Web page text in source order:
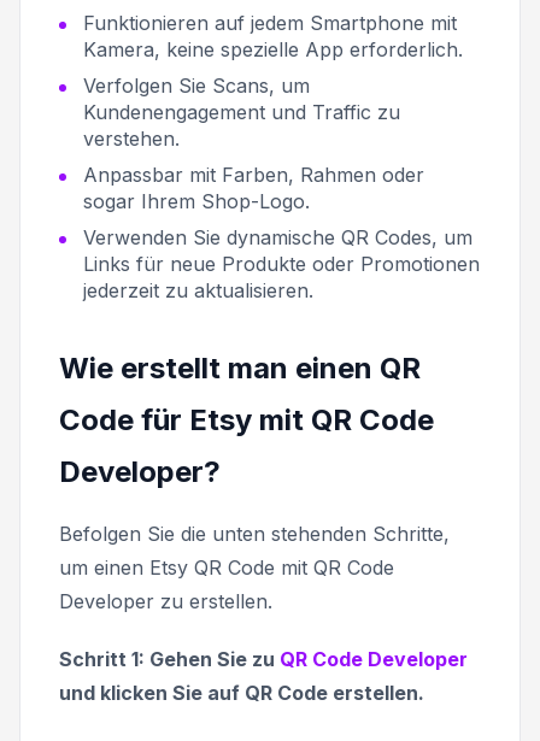
Funktionieren auf jedem Smartphone mit
Kamera, keine spezielle App erforderlich.
Verfolgen Sie Scans, um
Kundenengagement und Traffic zu
verstehen.
Anpassbar mit Farben, Rahmen oder
sogar Ihrem Shop-Logo.
Verwenden Sie dynamische QR Codes, um
Links für neue Produkte oder Promotionen
jederzeit zu aktualisieren.
Wie erstellt man einen QR
Code für Etsy mit QR Code
Developer?
Befolgen Sie die unten stehenden Schritte,
um einen Etsy QR Code mit QR Code
Developer zu erstellen.
Schritt 1: Gehen Sie zu QR Code Developer
und klicken Sie auf QR Code erstellen.